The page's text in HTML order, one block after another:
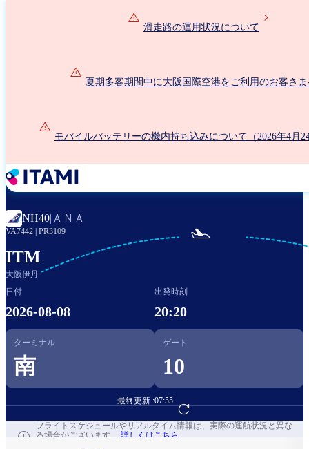
滑走路の運用状況について
夏期多客期間中に大阪国際空港をご利用のお客さ
モバイルバッテリーの機内持ち込みについて（2026年4月
NH40| ＡＮＡ
VA7442 PR3109
ITM
大阪伊丹

日付
2026-08-08
出発時刻
20:20
ターミナル
南
ゲート
10
最終更新 :07:55
フライト予約へ
フライトスケジュールやリアルタイム情報は、実際の運航状況と異な
る場合がございます。 詳しくはこちら